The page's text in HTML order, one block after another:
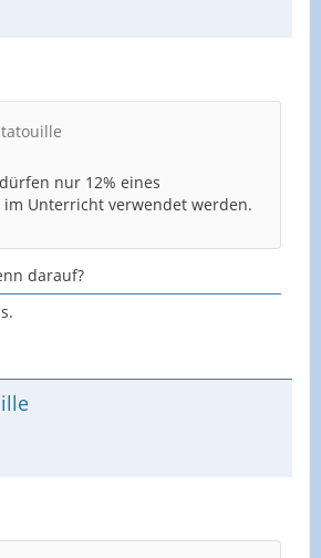
nur 12% eines
Unterricht verwendet werden.
darauf?